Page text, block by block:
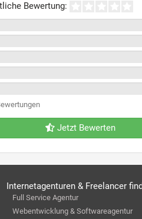
Bewertung:
Jetzt Bewerten
Internetagenturen & Freelancer
Full Service Agentur
Webentwicklung & Softwareagentur